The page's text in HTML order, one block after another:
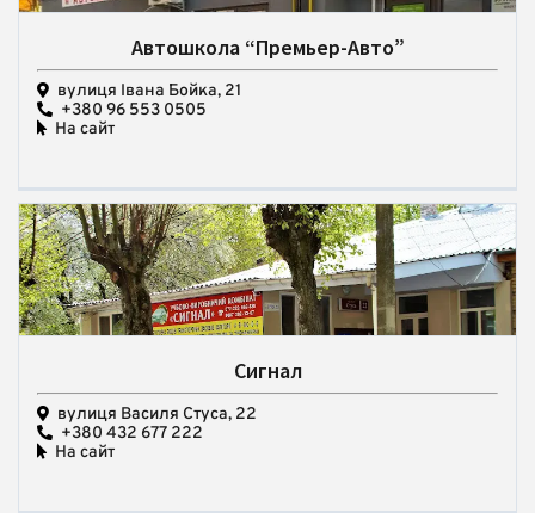
Автошкола “Премьер-Авто”
вулиця Івана Бойка, 21
+380 96 553 0505
На сайт
Сигнал
вулиця Василя Стуса, 22
+380 432 677 222
На сайт